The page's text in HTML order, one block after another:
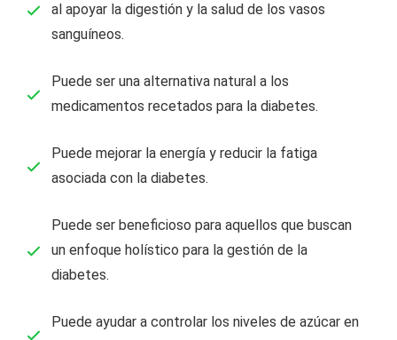
al apoyar la digestión y la salud de los vasos
sanguíneos.
Puede ser una alternativa natural a los
medicamentos recetados para la diabetes.
Puede mejorar la energía y reducir la fatiga
asociada con la diabetes.
Puede ser beneficioso para aquellos que buscan
un enfoque holístico para la gestión de la
diabetes.
Puede ayudar a controlar los niveles de azúcar en